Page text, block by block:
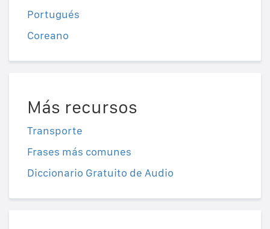
Portugués
Coreano
Más recursos
Transporte
Frases más comunes
Diccionario Gratuito de Audio